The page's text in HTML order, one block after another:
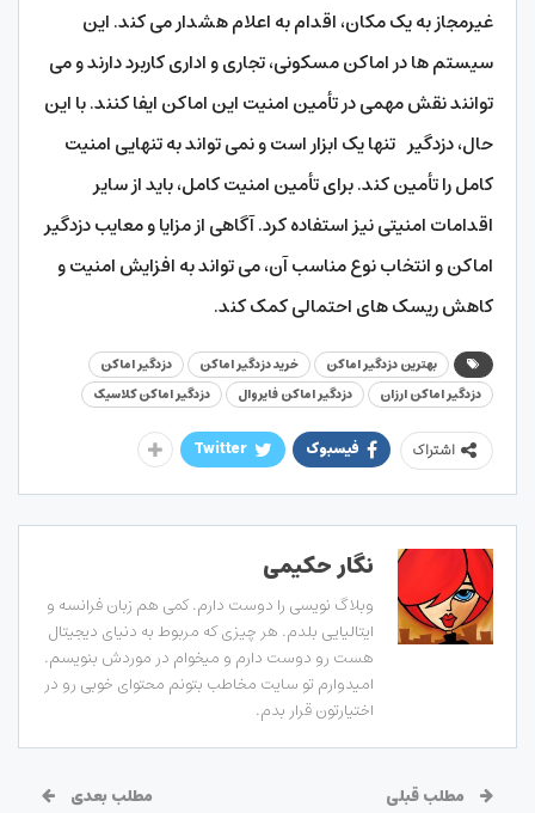
غیرمجاز به یک مکان، اقدام به اعلام هشدار می کند. این
سیستم ها در اماکن مسکونی، تجاری و اداری کاربرد دارند و می
توانند نقش مهمی در تأمین امنیت این اماکن ایفا کنند. با این
حال، دزدگیر تنها یک ابزار است و نمی تواند به تنهایی امنیت
کامل را تأمین کند. برای تأمین امنیت کامل، باید از سایر
اقدامات امنیتی نیز استفاده کرد. آگاهی از مزایا و معایب دزدگیر
اماکن و انتخاب نوع مناسب آن، می تواند به افزایش امنیت و
کاهش ریسک های احتمالی کمک کند.
بهترین دزدگیر اماکن خرید دزدگیر اماکن
دزدگیر اماکن
دزدگیر اماکن ارزان
دزدگیر اماکن فایروال دزدگیر اماکن کلاسیک
اشتراک فیسبوک Twitter
نگار حکیمی
وبلاگ نویسی را دوست دارم. کمی هم زبان فرانسه و
ایتالیایی بلدم. هر چیزی که مربوط به دنیای دیجیتال
هست رو دوست دارم و میخوام در موردش بنویسم.
امیدوارم تو سایت مخاطب بتونم محتوای خوبی رو در
اختیارتون قرار بدم.
مطلب قبلی مطلب بعدی